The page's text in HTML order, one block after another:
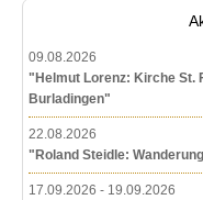
09.08.2026
"Helmut Lorenz: Kirche St.
Burladingen"
22.08.2026
"Roland Steidle:
17.09.2026 - 19.09.2026